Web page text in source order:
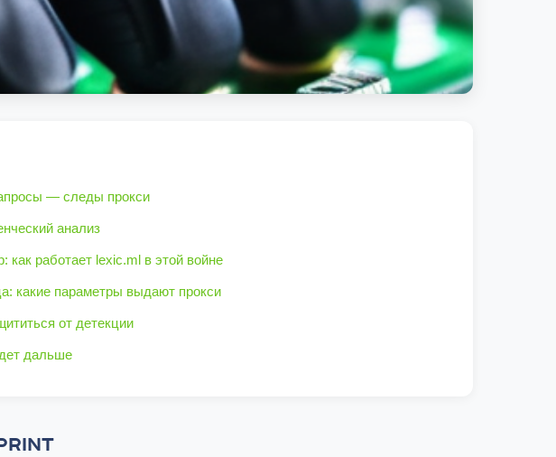
— следы прокси
анализ
как работает lexic.ml в этой войне
какие параметры выдают прокси
от детекции
дальше